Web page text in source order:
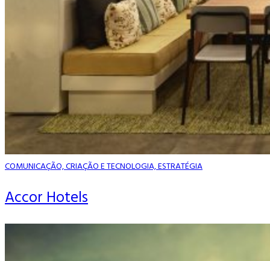
COMUNICAÇÃO, CRIAÇÃO E TECNOLOGIA, ESTRATÉGIA
Accor Hotels